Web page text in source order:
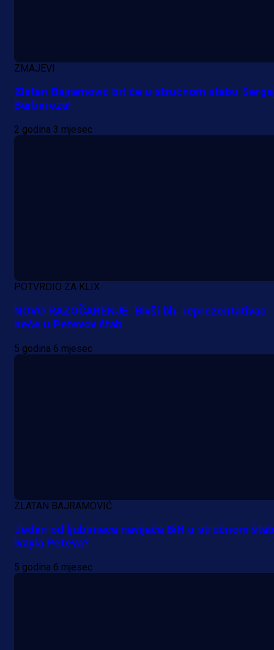
ZMAJEVI
Zlatan Bajramović bit će u stručnom štabu
Barbareza!
2 godina 3 mjesec
POTVRDIO ZA KLIX
NOVO RAZOČARENJE: Bivši bh. reprezentativac
neće u Petevov štab
5 godina 6 mjesec
ZLATAN BAJRAMOVIĆ
Jedan od ljubimaca navijača BiH u stručnom
Ivayla Peteva?
5 godina 6 mjesec